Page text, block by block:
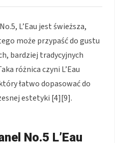
L’Eau jest świeższa,
może przypaść do gustu
bardziej tradycyjnych
różnica czyni L’Eau
łatwo dopasować do
estetyki [4][9].
No.5 L’Eau